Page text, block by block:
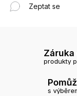
Zeptat se
produkty
s